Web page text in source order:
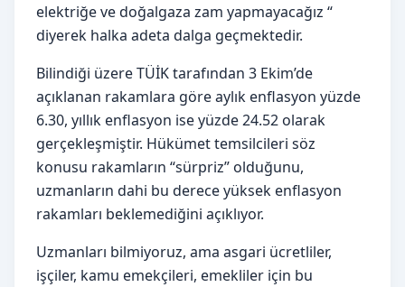
elektriğe ve doğalgaza zam yapmayacağız “
diyerek halka adeta dalga geçmektedir.
Bilindiği üzere TÜİK tarafından 3 Ekim’de
açıklanan rakamlara göre aylık enflasyon yüzde
6.30, yıllık enflasyon ise yüzde 24.52 olarak
gerçekleşmiştir. Hükümet temsilcileri söz
konusu rakamların “sürpriz” olduğunu,
uzmanların dahi bu derece yüksek enflasyon
rakamları beklemediğini açıklıyor.
Uzmanları bilmiyoruz, ama asgari ücretliler,
işçiler, kamu emekçileri, emekliler için bu